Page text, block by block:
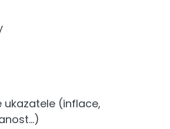
ukazatele (inflace,